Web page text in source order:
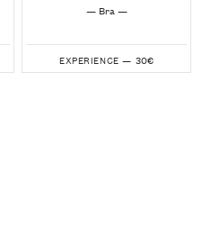
— Bra —
EXPERIENCE — 30€